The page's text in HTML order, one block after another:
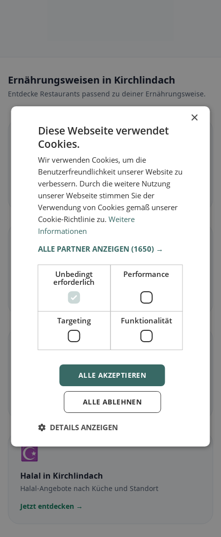
Ernährungsweisen in Kirchlindach
Entdecke Restaurants passend zu deiner Ernährungsweise.
Veganin Kirchlindach
Pflanzliche Gerichte & vegane Küche
Jetzt entdecken →
Vegetarischin Kirchlindach
Fleischlose Gerichte & vegetarische Klassiker
Jetzt entdecken →
🌾
Glutenfrei in Kirchlindach
Glutenfreie Optionen & Community-Tipps
☪️
Halal in Kirchlindach
Halal-Angebote nach Küche und Standort
Jetzt entdecken →
×
Diese Webseite verwendet
Cookies.
Wir verwenden Cookies, um die
Benutzerfreundlichkeit unserer Website zu
verbessern. Durch die weitere Nutzung
unserer Webseite stimmen Sie der
Verwendung von Cookies gemäß unserer
Cookie-Richtlinie zu.Weitere
Informationen
ALLE PARTNER ANZEIGEN(1650) →
Unbedingt
erforderlich
Performance
Targeting Funktionalität
ALLE AKZEPTIEREN
ALLE ABLEHNEN
DETAILS ANZEIGEN